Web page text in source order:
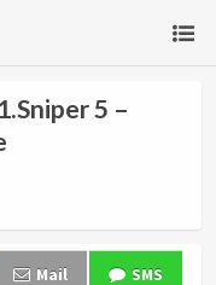
5 –
Mail SMS